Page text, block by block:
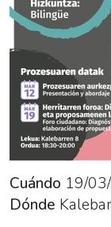
Soraluzen
Denon
para
compartir
diagnóstico
realizar
propuestas.
Cuándo 19/
Dónde